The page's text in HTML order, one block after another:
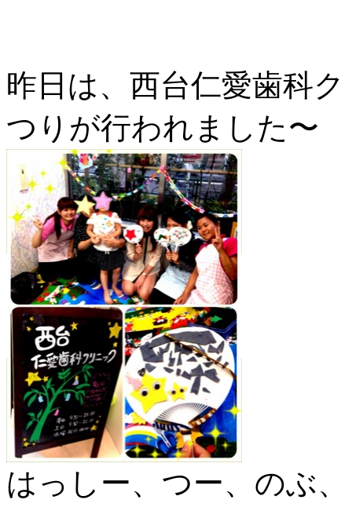
昨日は、西台仁愛歯科
つりが行われました〜
はっしー、つー、のぶ